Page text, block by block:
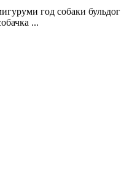
год собаки бульдог
...